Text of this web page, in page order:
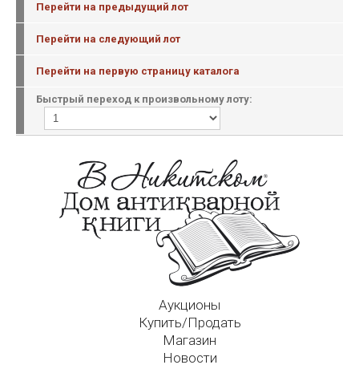
Перейти на предыдущий лот
Перейти на следующий лот
Перейти на первую страницу каталога
Быстрый переход к произвольному лоту:
Аукционы
Купить/Продать
Магазин
Новости